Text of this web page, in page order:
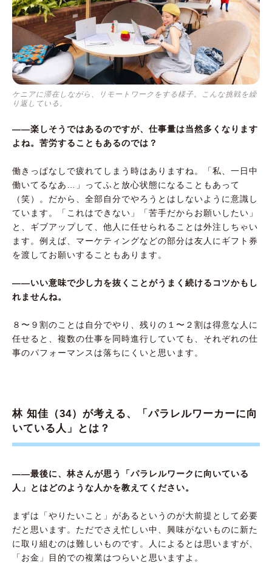
ケニアに滞在しながら、リモートワークをする様子。こんな挑戦を繰
り返している。
――楽しそうではあるのですが、仕事量は当然多くなります
よね。苦労することもあるのでは？
働きっぱなしで疲れてしまう時はありますね。「私、一日中
働いてるなあ…」ってふと放心状態になることもあって
（笑）。だから、全部自分でやろうとはしないように意識し
ています。「これはできない」「苦手だからお願いしたい」
と、ギブアップして、他人に任せられることは外注しちゃい
ます。例えば、マーケティングなどの部分は友人にギフト券
を渡してお願いすることもあります。
――いい意味で少し力を抜くことがうまく続けるコツかもし
れませんね。
８〜９割のことは自分でやり、残りの１〜２割は得意な人に
任せると、複数の仕事を同時進行していても、それぞれの仕
事のパフォーマンスは落ちにくいと思います。
林 知佳（34）が考える、「パラレルワーカーに向
いている人」とは？
――最後に、林さんが思う「パラレルワークに向いている
人」とはどのような人かを教えてください。
まずは「やりたいこと」があるというのが大前提として必要
だと思います。ただでさえ忙しい中、興味がないものに新た
に取り組むのは難しいものです。人によるとは思いますが、
「お金」目的での複業はつらいと思いますよ。